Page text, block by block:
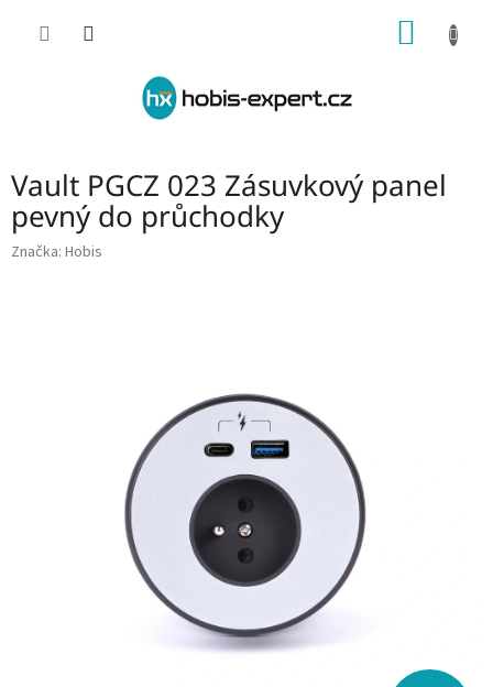
Vault PGCZ 023 Zásuvkový panel
pevný do průchodky
Značka: Hobis